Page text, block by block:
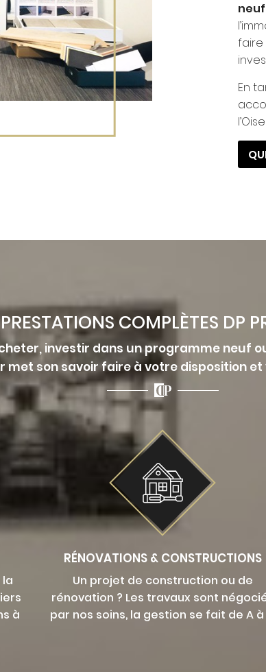
faire
En
PRESTATIONS COMPLÈTES DP
investir dans un programme neuf
son savoir faire à votre disposition
à
RÉNOVATIONS & CONSTRUCTIONS
Un projet de construction ou de
rénovation ? Les travaux sont
par nos soins, la gestion se fait de A à